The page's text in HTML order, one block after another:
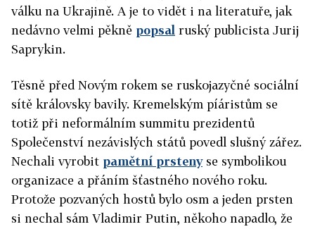
válku na Ukrajině. A je to vidět i na literatuře, jak
nedávno velmi pěkně popsal ruský publicista Jurij
Saprykin.
Těsně před Novým rokem se ruskojazyčné sociální
sítě královsky bavily. Kremelským píáristům se
totiž při neformálním summitu prezidentů
Společenství nezávislých států povedl slušný zářez.
Nechali vyrobit pamětní prstenyse symbolikou
organizace a přáním šťastného nového roku.
Protože pozvaných hostů bylo osm a jeden prsten
si nechal sám Vladimir Putin, někoho napadlo, že